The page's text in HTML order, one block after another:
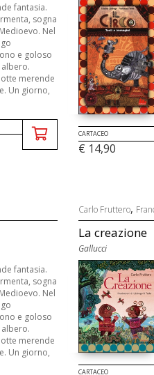
fantasia.
sogna
Nel
e goloso
merende
Un giorno,
CARTACEO
€ 14,90
fantasia.
sogna
Nel
e goloso
merende
Un giorno,
Carlo Fruttero,
La creazione
Gallucci
CARTACEO